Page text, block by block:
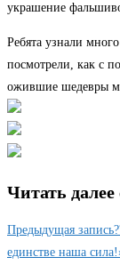
украшение
Ребята узнали
посмотрели, как с
ожившие шедевры
Читать далее
Предыдущая запись
единстве наша